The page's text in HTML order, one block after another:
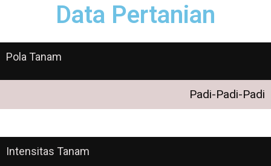
Data Pertanian
Pola Tanam
Padi-Padi-Padi
Intensitas Tanam